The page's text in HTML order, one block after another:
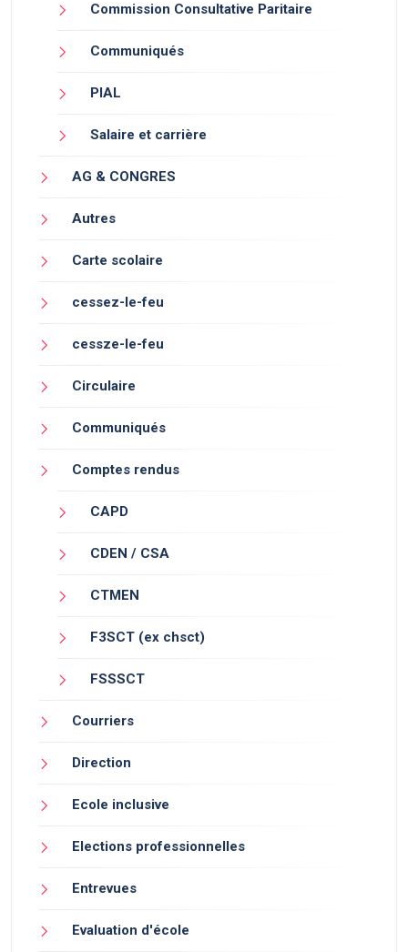
Commission Consultative Paritaire
Communiqués
PIAL
Salaire et carrière
AG & CONGRES
Autres
Carte scolaire
cessez-le-feu
cessze-le-feu
Circulaire
Communiqués
Comptes rendus
CAPD
CDEN / CSA
CTMEN
F3SCT (ex chsct)
FSSSCT
Courriers
Direction
Ecole inclusive
Elections professionnelles
Entrevues
Evaluation d'école